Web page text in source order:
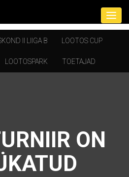
II LIIGA B LOOTOS CUP
LOOTOSPARK TOETAJAD
ON